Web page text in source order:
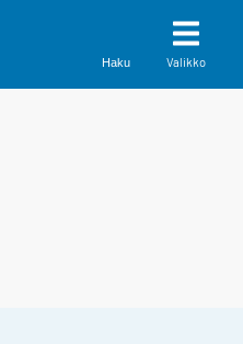
Haku Valikko